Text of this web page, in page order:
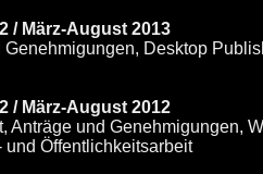
/ März-August 2013
Desktop
/ März-August 2012
und Genehmigungen,
Öffentlichkeitsarbeit